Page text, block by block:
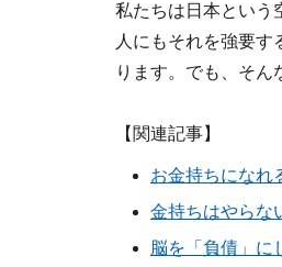
私たちは日本という
人にもそれを強要す
ります。でも、そん
【関連記事】
お金持ちになれ
金持ちはやらな
脳を「負債」に